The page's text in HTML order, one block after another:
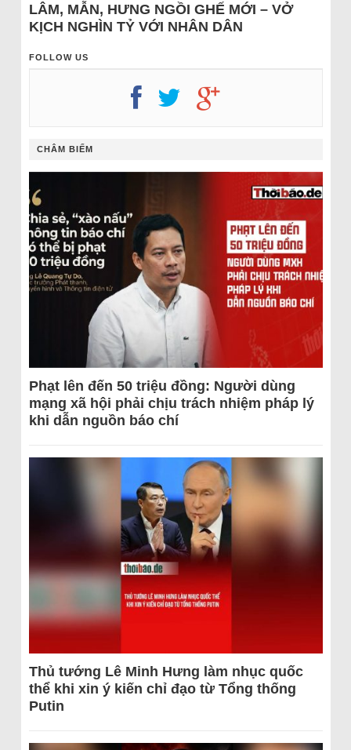
LÂM, MẪN, HƯNG NGỒI GHẾ MỚI – VỞ
KỊCH NGHÌN TỶ VỚI NHÂN DÂN
FOLLOW US
CHÂM BIẾM
Phạt lên đến 50 triệu đồng: Người dùng
mạng xã hội phải chịu trách nhiệm pháp lý
khi dẫn nguồn báo chí
Thủ tướng Lê Minh Hưng làm nhục quốc
thể khi xin ý kiến chỉ đạo từ Tổng thống
Putin